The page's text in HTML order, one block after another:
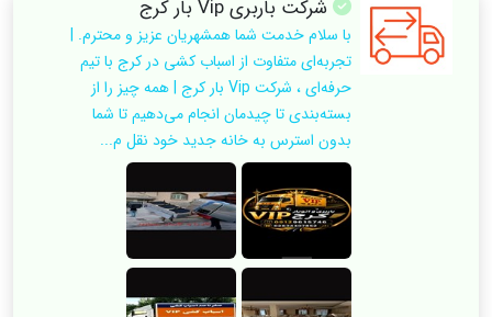
شرکت باربری ‌Vip بار کرج
با سلام خدمت شما همشهریان عزیز و محترم. |
تجربه‌ای متفاوت از اسباب‌ کشی در کرج با تیم
حرفه‌ای ، شرکت Vip بار کرج | همه چیز را از
بسته‌بندی تا چیدمان انجام می‌دهیم تا شما
بدون استرس به خانه جدید خود نقل م...